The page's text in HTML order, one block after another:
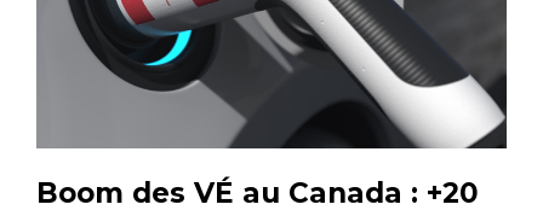
Boom des VÉ au Canada : +20